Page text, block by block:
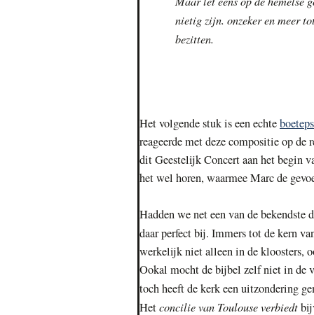
nietig zijn. onzeker en meer
bezitten.
Het volgende stuk is een echte
reageerde met deze compositie op
dit Geestelijk Concert aan het begin
het wel horen, waarmee Marc de
Hadden we net een van de
daar perfect bij. Immers tot de kern
werkelijk niet alleen in de kloosters,
Ookal mocht de bijbel zelf niet in de
toch heeft de kerk een uitzondering
Hetconcilie van Toulouse verbiedt